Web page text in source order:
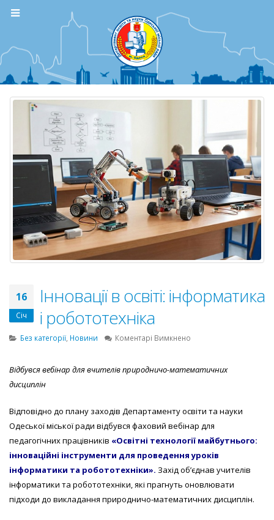
16
Січ
Інновації в освіті: інформатика
і робототехніка
Без категорії, Новини Коментарі Вимкнено
освіті:
робототехніка
Відбувся вебінар для вчителів природничо-математичних
дисциплін
Відповідно до плану заходів Департаменту освіти та науки
Одеської міської ради відбувся фаховий вебінар для
педагогічних працівників «Освітні технології майбутнього:
інноваційні інструменти для проведення уроків
інформатики та робототехніки». Захід об’єднав учителів
інформатики та робототехніки, які прагнуть оновлювати
підходи до викладання природничо-математичних дисциплін.